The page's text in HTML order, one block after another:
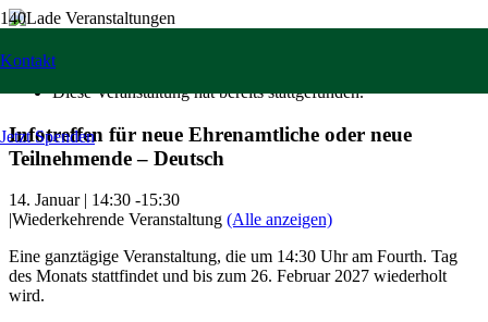
Kontakt
Jetzt Spenden
« Alle Veranstaltungen
Diese Veranstaltung hat bereits stattgefunden.
Infotreffen für neue Ehrenamtliche oder neue
Teilnehmende – Deutsch
14. Januar | 14:30 -15:30
|Wiederkehrende Veranstaltung (Alle anzeigen)
Eine ganztägige Veranstaltung, die um 14:30 Uhr am Fourth. Tag
des Monats stattfindet und bis zum 26. Februar 2027 wiederholt
wird.